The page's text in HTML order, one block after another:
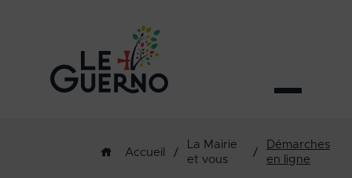
Accueil /
La Mairie
et vous
/
Démarches
en ligne